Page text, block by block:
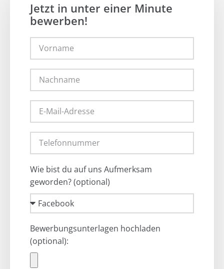
Jetzt in unter einer Minute
bewerben!
Wie bist du auf uns Aufmerksam
geworden? (optional)
Bewerbungsunterlagen hochladen
(optional):